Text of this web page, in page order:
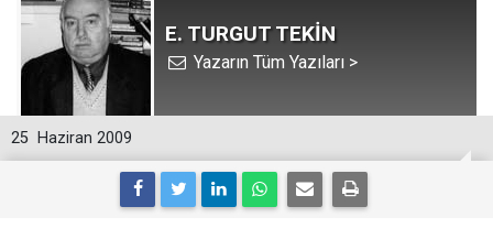
E. TURGUT TEKİN
Yazarın Tüm Yazıları >
25 Haziran 2009